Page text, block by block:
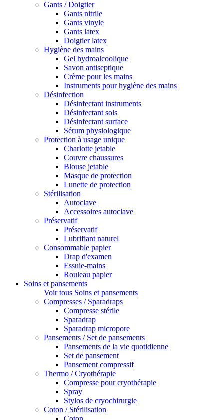
Gants / Doigtier
Gants nitrile
Gants vinyle
Gants latex
Doigtier latex
Hygiène des mains
Gel hydroalcoolique
Savon antiseptique
Crème pour les mains
Instruments pour hygiène des mains
Désinfection
Désinfectant instruments
Désinfectant sols
Désinfectant surface
Sérum physiologique
Protection à usage unique
Charlotte jetable
Couvre chaussures
Blouse jetable
Masque de protection
Lunette de protection
Stérilisation
Autoclave
Accessoires autoclave
Préservatif
Préservatif
Lubrifiant naturel
Consommable papier
Drap d'examen
Essuie-mains
Rouleau papier
Soins et pansements
Voir tous Soins et pansements
Compresses / Sparadraps
Compresse stérile
Sparadrap
Sparadrap micropore
Pansements / Set de pansements
Pansements de la vie quotidienne
Set de pansement
Pansement compressif
Thermo / Cryothérapie
Compresse pour cryothérapie
Spray
Stylos de cryochirurgie
Coton / Stérilisation